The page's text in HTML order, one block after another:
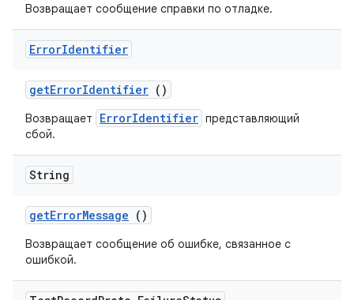
Возвращает сообщение справки по отладке.
ErrorIdentifier
getErrorIdentifier ()
Возвращает ErrorIdentifier представляющий
сбой.
String
getErrorMessage ()
Возвращает сообщение об ошибке, связанное с
ошибкой.